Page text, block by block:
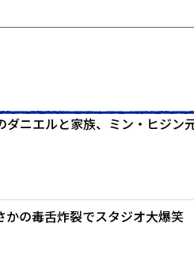
ダニエルと家族、ミン・ヒジン
の毒舌炸裂でスタジオ大爆笑